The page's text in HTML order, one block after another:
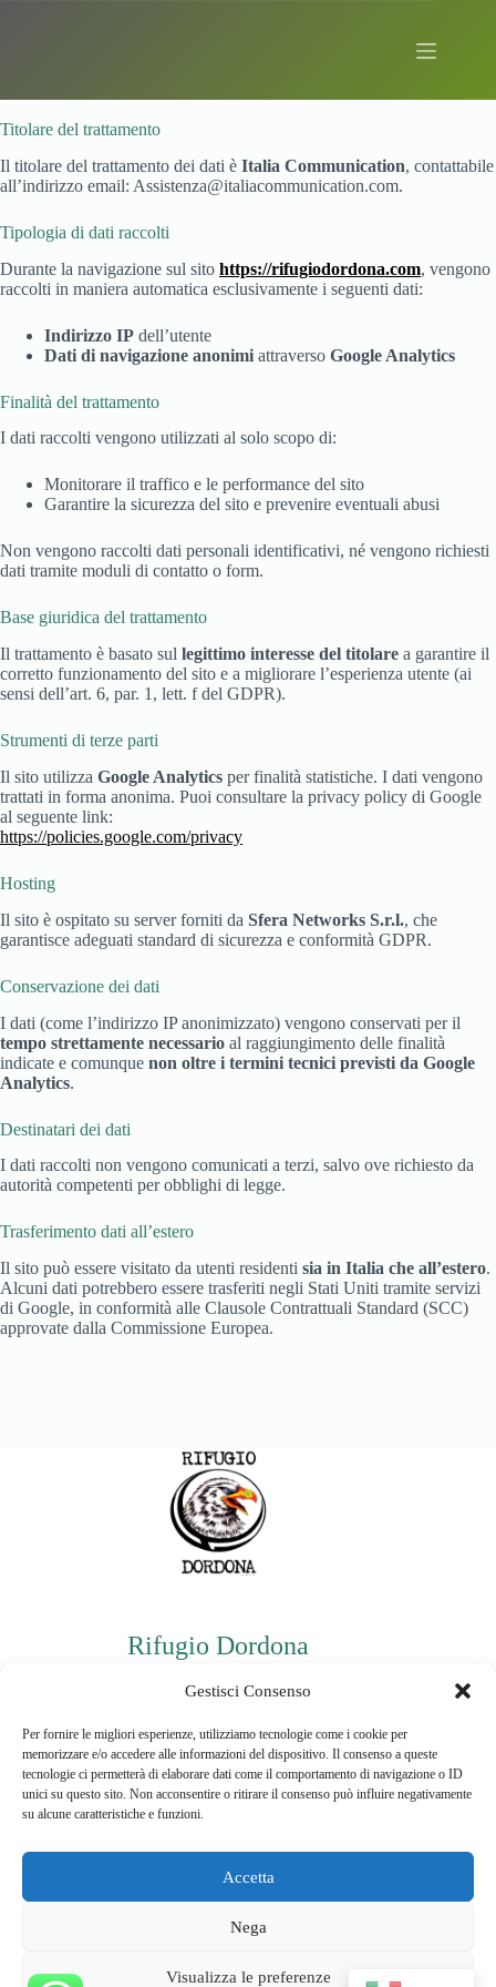
Gestisci Consenso
Per fornire le migliori esperienze, utilizziamo tecnologie come i cookie per
memorizzare e/o accedere alle informazioni del dispositivo. Il consenso a queste
tecnologie ci permetterà di elaborare dati come il comportamento di navigazione o ID
unici su questo sito. Non acconsentire o ritirare il consenso può influire negativamente
su alcune caratteristiche e funzioni.
Accetta
Nega
Visualizza le preferenze
Titolare del trattamento
Il titolare del trattamento dei dati è Italia Communication, contattabile
all’indirizzo email: Assistenza@italiacommunication.com.
Tipologia di dati raccolti
Durante la navigazione sul sito https://rifugiodordona.com, vengono
raccolti in maniera automatica esclusivamente i seguenti dati:
Indirizzo IP dell’utente
Dati di navigazione anonimi attraverso Google Analytics
Finalità del trattamento
I dati raccolti vengono utilizzati al solo scopo di:
Monitorare il traffico e le performance del sito
Garantire la sicurezza del sito e prevenire eventuali abusi
Non vengono raccolti dati personali identificativi, né vengono richiesti
dati tramite moduli di contatto o form.
Base giuridica del trattamento
Il trattamento è basato sul legittimo interesse del titolare a garantire il
corretto funzionamento del sito e a migliorare l’esperienza utente (ai
sensi dell’art. 6, par. 1, lett. f del GDPR).
Strumenti di terze parti
Il sito utilizza Google Analytics per finalità statistiche. I dati vengono
trattati in forma anonima. Puoi consultare la privacy policy di Google
al seguente link:
https://policies.google.com/privacy
Hosting
Il sito è ospitato su server forniti da Sfera Networks S.r.l., che
garantisce adeguati standard di sicurezza e conformità GDPR.
Conservazione dei dati
I dati (come l’indirizzo IP anonimizzato) vengono conservati per il
tempo strettamente necessario al raggiungimento delle finalità
indicate e comunque non oltre i termini tecnici previsti da Google
Analytics.
Destinatari dei dati
I dati raccolti non vengono comunicati a terzi, salvo ove richiesto da
autorità competenti per obblighi di legge.
Trasferimento dati all’estero
Il sito può essere visitato da utenti residenti sia in Italia che all’estero.
Alcuni dati potrebbero essere trasferiti negli Stati Uniti tramite servizi
di Google, in conformità alle Clausole Contrattuali Standard (SCC)
approvate dalla Commissione Europea.
Rifugio Dordona
Informazioni di contatto
Email: